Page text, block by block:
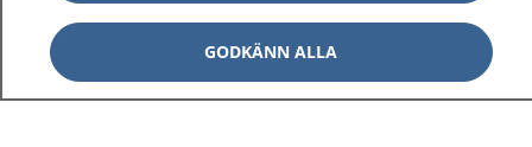
GODKÄNN ALLA